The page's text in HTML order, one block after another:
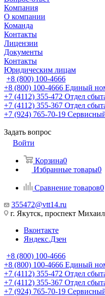
Компания
О компании
Команда
Контакты
Лицензии
Документы
Контакты
Юридическим лицам
+8 (800) 100-4666
+8 (800) 100-4666 Единый
+7 (4112) 355-472 Отдел
+7 (4112) 355-367 Отдел
+7 (924) 765-70-19
Задать вопрос
Войти
Корзина0
Избранные товары0
Сравнение товаров0
355472@vtt14.ru
г. Якутск, проспект
Вконтакте
Яндекс.Дзен
+8 (800) 100-4666
+8 (800) 100-4666 Единый
+7 (4112) 355-472 Отдел
+7 (4112) 355-367 Отдел
+7 (924) 765-70-19